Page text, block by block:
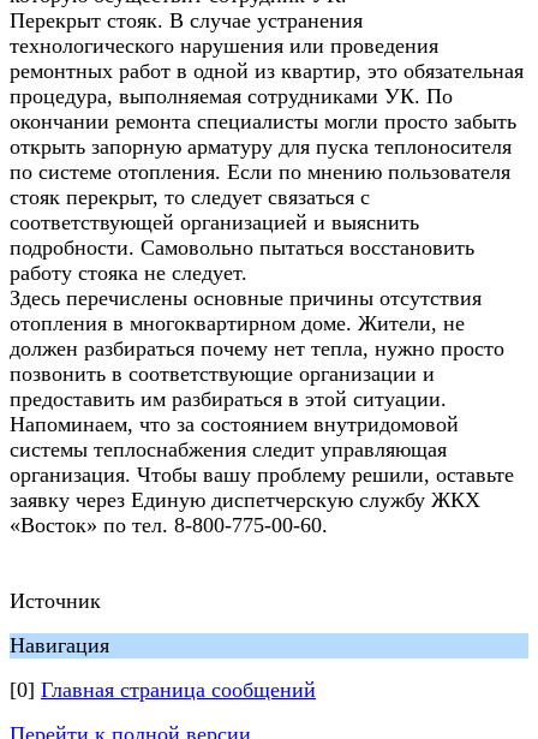
Перекрыт стояк. В случае устранения
технологического нарушения или проведения
ремонтных работ в одной из квартир, это обязательная
процедура, выполняемая сотрудниками УК. По
окончании ремонта специалисты могли просто забыть
открыть запорную арматуру для пуска теплоносителя
по системе отопления. Если по мнению пользователя
стояк перекрыт, то следует связаться с
соответствующей организацией и выяснить
подробности. Самовольно пытаться восстановить
работу стояка не следует.
Здесь перечислены основные причины отсутствия
отопления в многоквартирном доме. Жители, не
должен разбираться почему нет тепла, нужно просто
позвонить в соответствующие организации и
предоставить им разбираться в этой ситуации.
Напоминаем, что за состоянием внутридомовой
системы теплоснабжения следит управляющая
организация. Чтобы вашу проблему решили, оставьте
заявку через Единую диспетчерскую службу ЖКХ
«Восток» по тел. 8-800-775-00-60.
Источник
Навигация
[0] Главная страница сообщений
Перейти к полной версии